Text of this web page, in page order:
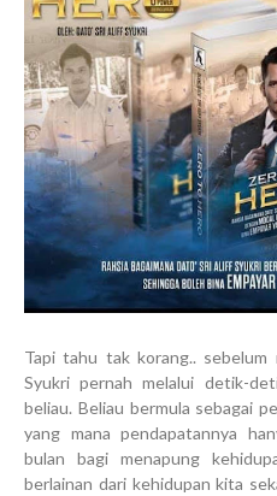
Tapi tahu tak korang..
Syukri pernah melalui detik-
beliau. Beliau bermula sebagai
yang mana pendapatannya
bulan bagi menapung
berlainan dari kehidupan kita